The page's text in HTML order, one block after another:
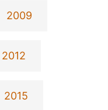
2009
2012
2015